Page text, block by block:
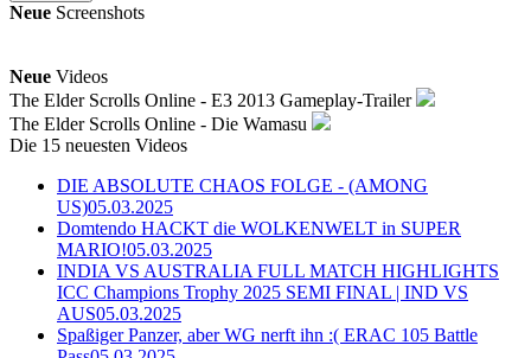
Neue Screenshots
Neue Videos
The Elder Scrolls Online - E3 2013 Gameplay-Trailer
The Elder Scrolls Online - Die Wamasu
Die 15 neuesten Videos
DIE ABSOLUTE CHAOS FOLGE - (AMONG
US)05.03.2025
Domtendo HACKT die WOLKENWELT in SUPER
MARIO!05.03.2025
INDIA VS AUSTRALIA FULL MATCH HIGHLIGHTS
ICC Champions Trophy 2025 SEMI FINAL | IND VS
AUS05.03.2025
Spaßiger Panzer, aber WG nerft ihn :( ERAC 105 Battle